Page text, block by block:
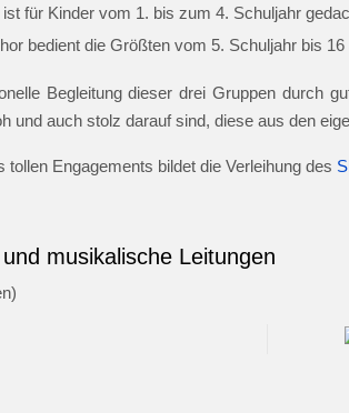
für Kinder vom 1. bis zum 4. Schuljahr
bedient die Größten vom 5. Schuljahr bis 16
Begleitung dieser drei Gruppen durch
und auch stolz darauf sind, diese aus den
tollen Engagements bildet die Verleihung des
musikalische Leitungen